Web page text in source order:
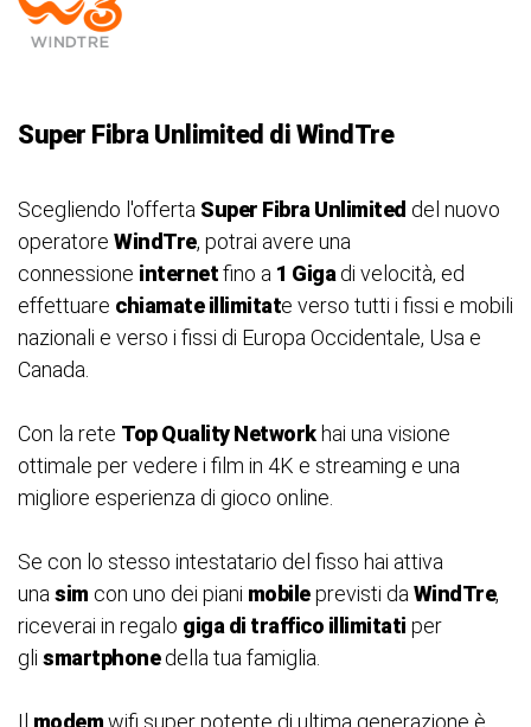
Super Fibra Unlimited di WindTre
Scegliendo l'offerta Super Fibra Unlimited del nuovo
operatore WindTre, potrai avere una
connessione internetfino a 1 Giga di velocità, ed
effettuare chiamate illimitate verso tutti i fissi e mobili
nazionali e verso i fissi di Europa Occidentale, Usa e
Canada.
Con la rete Top Quality Networkhai una visione
ottimale per vedere i film in 4K e streaming e una
migliore esperienza di gioco online.
Se con lo stesso intestatario del fisso hai attiva
una sim con uno dei piani mobileprevisti da WindTre,
riceverai in regalo giga di traffico illimitati per
gli smartphonedella tua famiglia.
Il modemwifi super potente di ultima generazione è